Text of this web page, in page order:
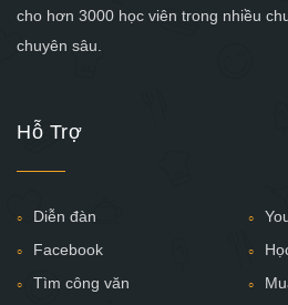
cho hơn 3000 học viên trong nhiều
chuyên sâu.
Hỗ Trợ
Diễn đàn
Facebook
Tìm công văn